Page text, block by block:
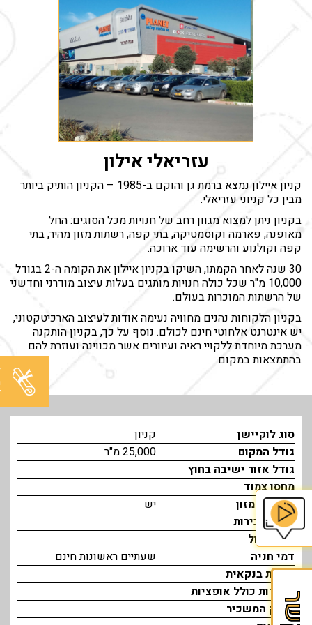
עזריאלי אילון
קניון איילון נמצא ברמת גן והוקם ב-1985 – הקניון הותיק ביותר
מבין כל קניוני עזריאלי.
בקניון ניתן למצוא מגוון רחב של חנויות מכל הסוגים: החל
מאופנה, פארמה וקוסמטיקה, בתי קפה, רשתות מזון מהיר, בתי
קפה וקולנוע והרשימה עוד ארוכה.
30 שנה לאחר הקמתו, השיקו בקניון איילון את הקומה ה-2 בגודל
10,000 מ"ר שכל כולה חנויות מותגים בעלות עיצוב מודרני וחדשני
של הרשתות המוכרות בעולם.
בקניון הלקוחות נהנים מחוויה נעימה אודות לעיצוב הארכיטקטוני,
יש אינטרנט אלחוטי חינם לכולם. נוסף על כך, בקניון הותקנה
מערכת מיוחדת ללקויי ראיה ועיוורים אשר מכווינה ועוזרת להם
בהתמצאות במקום.
סוג לוקיישן
קניון
גודל המקום
25,000 מ"ר
גודל אזור ישיבה בחוץ
מחסן צמוד
אישור למזון
יש
גובה שכירות
דמי ניהול
דמי חניה
שעתיים ראשונות חינם
ערבות בנקאית
שכירות כולל אופציות
מענק המשכיר
בית
הספר
לזכיינות
של